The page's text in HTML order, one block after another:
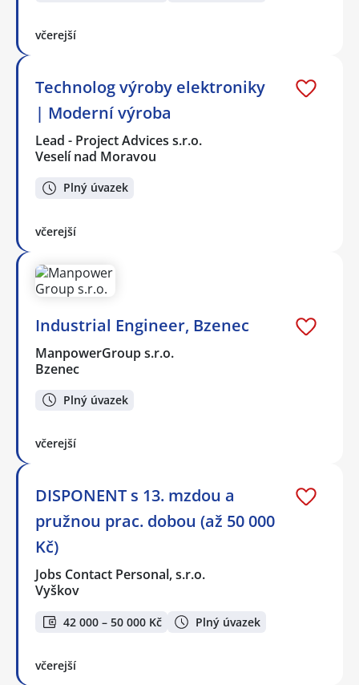
včerejší
Technolog výroby elektroniky
| Moderní výroba
Lead - Project Advices s.r.o.
Veselí nad Moravou
Plný úvazek
včerejší
Industrial Engineer, Bzenec
ManpowerGroup s.r.o.
Bzenec
Plný úvazek
včerejší
DISPONENT s 13. mzdou a
pružnou prac. dobou (až 50 000
Kč)
Jobs Contact Personal, s.r.o.
Vyškov
42 000 – 50 000 Kč Plný úvazek
včerejší